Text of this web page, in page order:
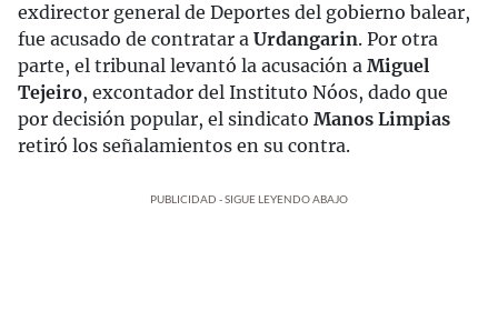
exdirector general de Deportes del gobierno balear,
fue acusado de contratar a Urdangarin. Por otra
parte, el tribunal levantó la acusación a Miguel
Tejeiro, excontador del Instituto Nóos, dado que
por decisión popular, el sindicato Manos Limpias
retiró los señalamientos en su contra.
PUBLICIDAD - SIGUE LEYENDO ABAJO